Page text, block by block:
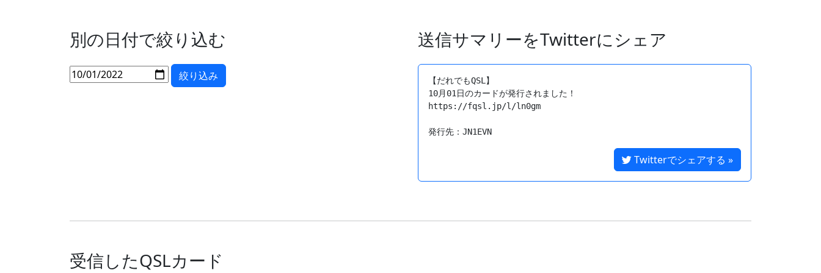
別の日付で絞り込む 送信サマリーをTwitterにシェア
【だれでもQSL】
10月01日のカードが発行されました！
https://fqsl.jp/l/ln0gm
Twitterでシェアする »
受信したQSLカード